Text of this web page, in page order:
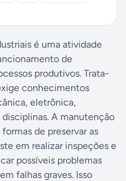
é uma atividade
de
produtivos. Trata-
conhecimentos
eletrônica,
A manutenção
de preservar as
em realizar inspeções e
possíveis problemas
falhas graves. Isso